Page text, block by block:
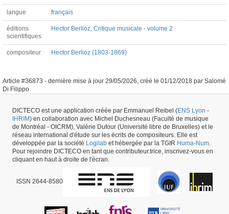
langue français
éditions
scientifiques
Hector Berlioz, Critique musicale - volume 2
compositeur Hector Berlioz (1803-1869)
Article #36873 - dernière mise à jour 29/05/2026, créé le 01/12/2018 par Salomé
Di Filippo
DICTECO est une application créée par Emmanuel Reibel (ENS Lyon -
IHRIM) en collaboration avec Michel Duchesneau (Faculté de musique
de Montréal - OICRM), Valérie Dufour (Université libre de Bruxelles) et le
réseau international d'étude sur les écrits de compositeurs. Elle est
développée par la société Logilab et hébergée par la TGIR Huma-Num
Pour rejoindre DICTECO en tant que contributeur.trice, inscrivez-vous en
cliquant en haut à droite de l'écran.
ISSN 2644-8580